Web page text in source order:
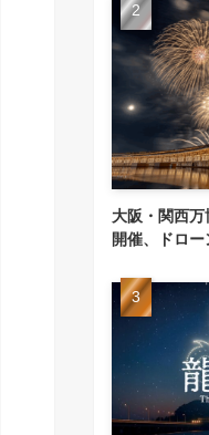
大阪・関西
開催、ドロ